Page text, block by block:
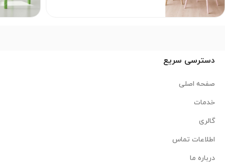
دسترسی سریع
صفحه اصلی
خدمات
گالری
اطلاعات تماس
درباره ما